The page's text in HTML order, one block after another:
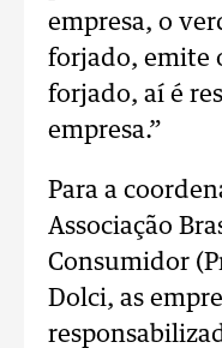
empresa, o
forjado, emite
forjado, aí é
empresa.”
Para a
Associação
Consumidor
Dolci, as